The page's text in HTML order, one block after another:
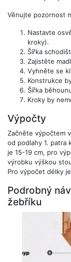
Věnujte pozornost
Nastavte
kroky).
Šířka
Zajistěte
Vyhněte se
Konstrukce
Šířka
Kroky by
Výpočty
Začněte výpočtem
od podlahy 1. patra
je 15-19 cm, pro
výrobku výškou
Pro výpočet délky
Podrobný
žebříku